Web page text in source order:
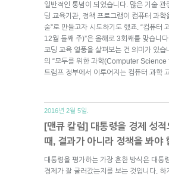
일반적인 통념이 되었습니다. 많은 기술 관
딩 교육기관, 정책 프로그램이 컴퓨터 과학
술”로 만들고자 시도하기도 했죠. “컴퓨터
12월 둘째 주)”은 올해로 3회째를 맞습니
코딩 교육 열풍을 살펴보는 건 의미가 있습
의 “모두를 위한 과학(Computer Science
트럼프 정부에서 이루어지는 컴퓨터 과학
2016년 2월 5일.
[맨큐 칼럼] 대통령을 경제 성
때, 결과가 아니라 정책을 봐야
대통령을 평가하는 가장 흔한 방식은 대통
경제가 잘 굴러갔는지를 보는 것입니다. 하